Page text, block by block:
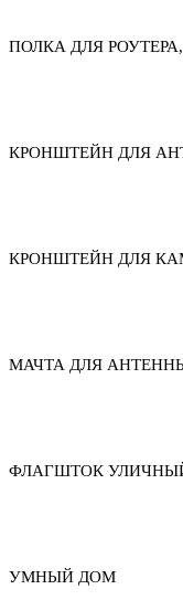
ПОЛКА ДЛЯ
КРОНШТЕЙН ДЛЯ
КРОНШТЕЙН ДЛЯ
МАЧТА ДЛЯ
ФЛАГШТОК
УМНЫЙ ДОМ